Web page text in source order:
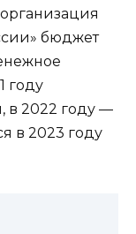
бюджет
году
в 2022 году —
в 2023 году